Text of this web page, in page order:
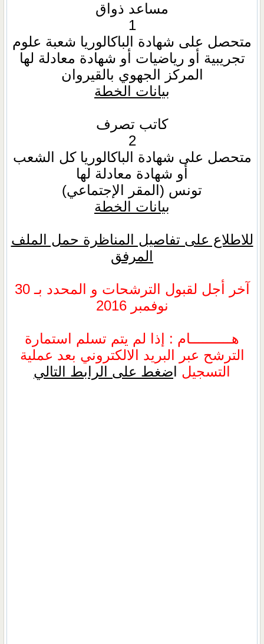
مساعد ذواق
1
متحصل على شهادة الباكالوريا شعبة علوم
تجريبية أو رياضيات أو شهادة معادلة لها
المركز الجهوي بالقيروان
بيانات الخطة
كاتب تصرف
2
متحصل على شهادة الباكالوريا كل الشعب
أو شهادة معادلة لها
تونس (المقر الإجتماعي)
بيانات الخطة
للاطلاع على تفاصيل المناظرة حمل الملف
المرفق
آخر أجل لقبول الترشحات و المحدد بـ 30
نوفمبر 2016
هــــــــــام : إذا لم يتم تسلم استمارة
الترشح عبر البريد الالكتروني بعد عملية
التسجيل ضغط على الرابط التالي